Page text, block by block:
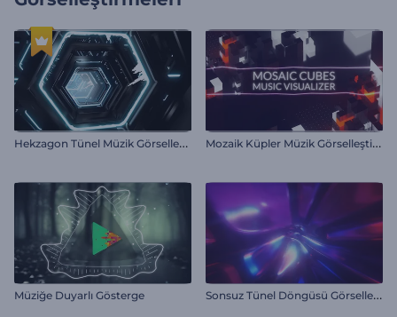
H
ekzagon Tünel Müzik Görselleştirici M
ozaik Küpler Müzik Görselleştirici
Müziğe Duyarlı Gösterge S
onsuz Tünel Döngüsü Görselleştirici